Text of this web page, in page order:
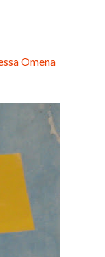
Omena